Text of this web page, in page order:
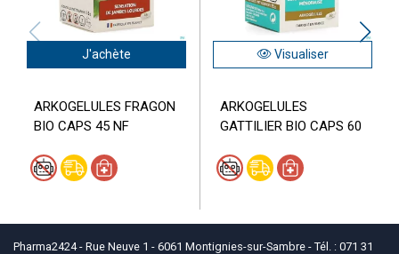
J'achète
ARKOGELULES FRAGON
BIO CAPS 45 NF
Visualiser
ARKOGELULES
GATTILIER BIO CAPS 60
Pharma2424 - Rue Neuve 1 - 6061 Montignies-sur-Sambre - Tél. : 071 31